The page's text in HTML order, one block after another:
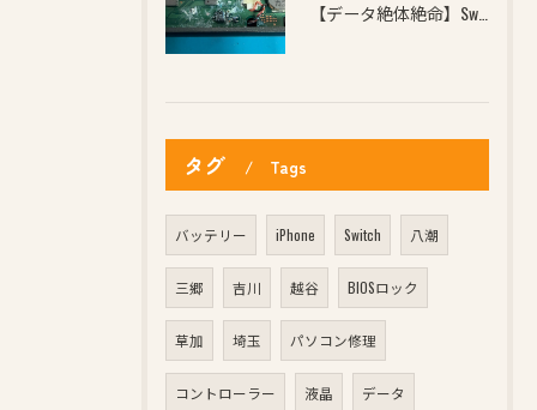
タグ Tags
バッテリー iPhone Switch 八潮
三郷 吉川 越谷 BIOSロック
草加 埼玉 パソコン修理
コントローラー 液晶 データ